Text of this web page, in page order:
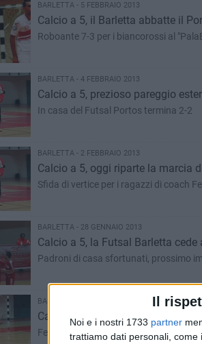
Il
Noi e i nostri 1733 partner
trattiamo dati personali,
BARLETTA - 5 FEBBRAIO 2013
Calcio a 5, il Barletta abbatte il
Roboante 7-3 per i biancorossi al
BARLETTA - 4 FEBBRAIO 2013
Calcio a 5, prezioso pareggio
In casa del Futsal Portos termina 2-2
BARLETTA - 2 FEBBRAIO 2013
Calcio a 5, oggi riparte la marcia
Sfida di vertice per i ragazzi di coach
BARLETTA - 28 GENNAIO 2013
Calcio a 5, la Futsal Barletta
Padroni di casa sfortunati, prossimo
BARLETTA - 26 GENNAIO 2013
Calcio a 5, la Futsal alla prova di
Fermo il campionato, al "PalaBorgia"